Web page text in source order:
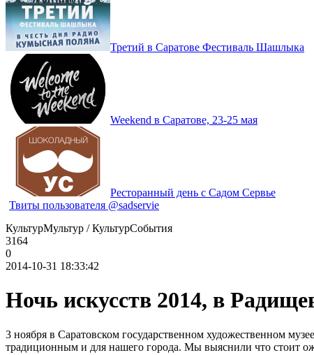
Третий в Саратове Фестиваль Шашлыка
Weekend в Саратове, 23-25 мая
Ресторанный день с Садом Сервье
Твиты пользователя @sadservie
КультурМультур / КультурСобытия
3164
0
2014-10-31 18:33:42
Ночь искусств 2014, в
3 ноября в Саратовском государственном художественном
традиционным и для нашего города. Мы выяснили что стоит